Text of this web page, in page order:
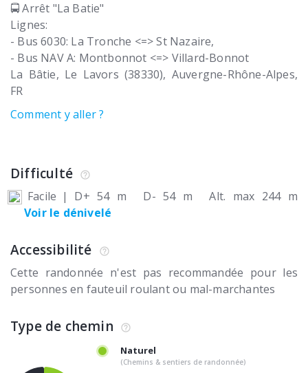
🚍 Arrêt "La Batie"
Lignes:
- Bus 6030: La Tronche <=> St Nazaire,
- Bus NAV A: Montbonnot <=> Villard-Bonnot
La Bâtie
Le Lavors (38330)
Auvergne-Rhône-Alpes
FR
Comment y aller ?
Difficulté
Facile | D+ 54 m D- 54 m
Alt. max 244 m
Voir le dénivelé
Accessibilité
Cette randonnée n'est pas recommandée pour les
personnes en fauteuil roulant ou mal-marchantes
Type de chemin
Naturel
(Chemins & sentiers de randonnée)